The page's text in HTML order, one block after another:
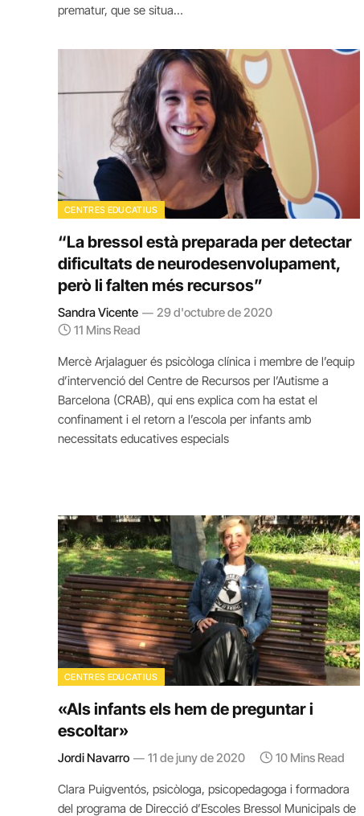
prematur, que se situa…
CENTRES EDUCATIUS
“La bressol està preparada per detectar
dificultats de neurodesenvolupament,
però li falten més recursos”
Sandra Vicente
29 d'octubre de 2020
11 Mins Read
Mercè Arjalaguer és psicòloga clínica i membre de l’equip
d’intervenció del Centre de Recursos per l’Autisme a
Barcelona (CRAB), qui ens explica com ha estat el
confinament i el retorn a l’escola per infants amb
necessitats educatives especials
CENTRES EDUCATIUS
«Als infants els hem de preguntar i
escoltar»
Jordi Navarro 11 de juny de 2020 10 Mins Read
Clara Puigventós, psicòloga, psicopedagoga i formadora
del programa de Direcció d’Escoles Bressol Municipals de